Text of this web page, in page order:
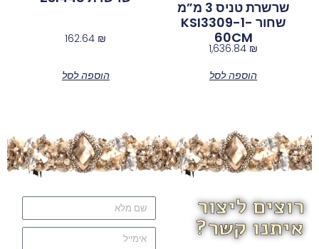
שרשרת טניס 3 מ”מ
שחור KSI3309-1-
60CM
1,636.84 ₪
הוספה לסל
162.64 ₪
הוספה לסל
רוצים ליצור
איתנו קשר?